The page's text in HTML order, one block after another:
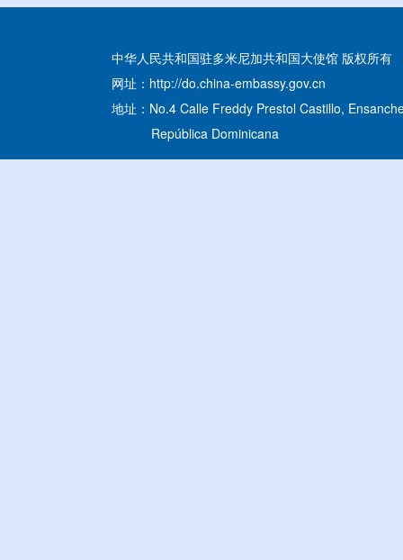
中华人民共和国驻多米尼加共和国大使馆 版权所有
网址：http://do.china-embassy.gov.cn
地址：No.4 Calle Freddy Prestol Castillo,
República Dominicana